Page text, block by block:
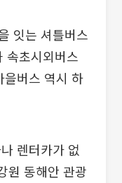
잇는 셔틀버스
속초시외버스
버스 역시 하
렌터카가 없
원 동해안 관광